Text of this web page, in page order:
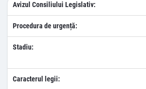
Avizul Consiliului Legislativ:
Procedura de urgență:
Stadiu:
Caracterul legii: